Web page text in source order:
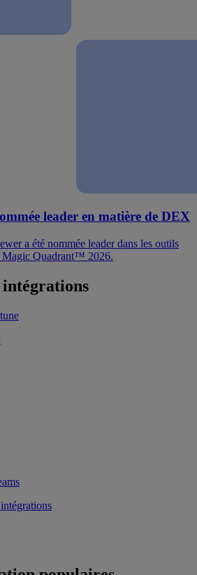
leader en matière de DEX
a été nommée leader dans les outils
Quadrant™ 2026.